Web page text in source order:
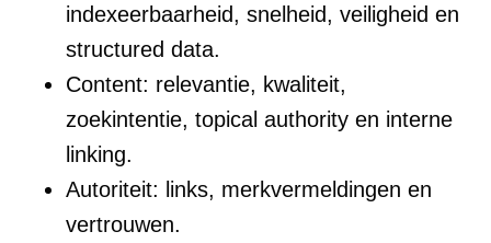
indexeerbaarheid, snelheid, veiligheid en
structured data.
Content: relevantie, kwaliteit,
zoekintentie, topical authority en interne
linking.
Autoriteit: links, merkvermeldingen en
vertrouwen.